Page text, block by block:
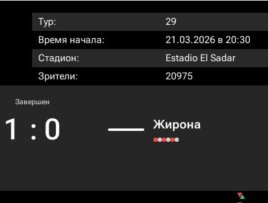
Тур:
29
Время начала:
21.03.2026 в 20:30
Стадион:
Estadio El Sadar
Зрители:
20975
Завершен
1 : 0 Жирона